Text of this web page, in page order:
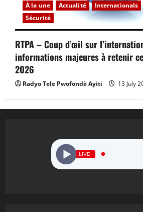
À la une Actualité Internationals
Sécurité
RTPA – Coup d’œil sur
informations majeures à retenir
2026
Radyo Tele Pwofondè Ayiti 13 July
LIVE